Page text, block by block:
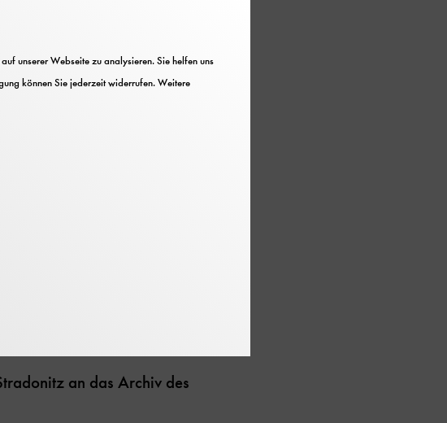
an das Archiv des
unserer Webseite zu analysieren. Sie helfen uns
können Sie jederzeit widerrufen. Weitere